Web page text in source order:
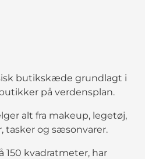
butikskæde grundlagt i
på verdensplan.
alt fra makeup, legetøj,
tasker og sæsonvarer.
150 kvadratmeter, har